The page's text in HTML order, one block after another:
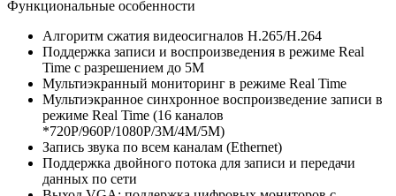
Функциональные особенности
Алгоритм сжатия видеосигналов Н.265/H.264
Поддержка записи и воспроизведения в режиме Real
Time с разрешением до 5М
Мультиэкранный мониторинг в режиме Real Time
Мультиэкранное синхронное воспроизведение записи в
режиме Real Time (16 каналов
*720Р/960P/1080P/3M/4M/5М)
Запись звука по всем каналам (Ethernet)
Поддержка двойного потока для записи и передачи
данных по сети